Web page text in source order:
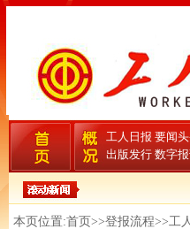
工人日报 要闻
出版发行 数字报
本页位置:首页>>登报流程>>工